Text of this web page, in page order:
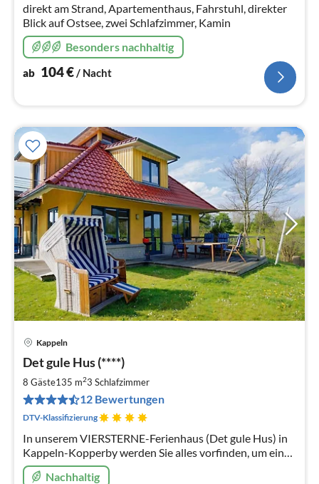
direkt am Strand, Apartementhaus, Fahrstuhl, direkter
Blick auf Ostsee, zwei Schlafzimmer, Kamin
Besonders nachhaltig
ab 104€ / Nacht
Kappeln
Det gule Hus (****)
8 Gäste135 m23 Schlafzimmer
12 Bewertungen
DTV-Klassifizierung
In unserem VIERSTERNE-Ferienhaus (Det gule Hus) in
Kappeln-Kopperby werden Sie alles vorfinden, um einen
rundherum gelungenen Urlaub zu verbringen.
Nachhaltig